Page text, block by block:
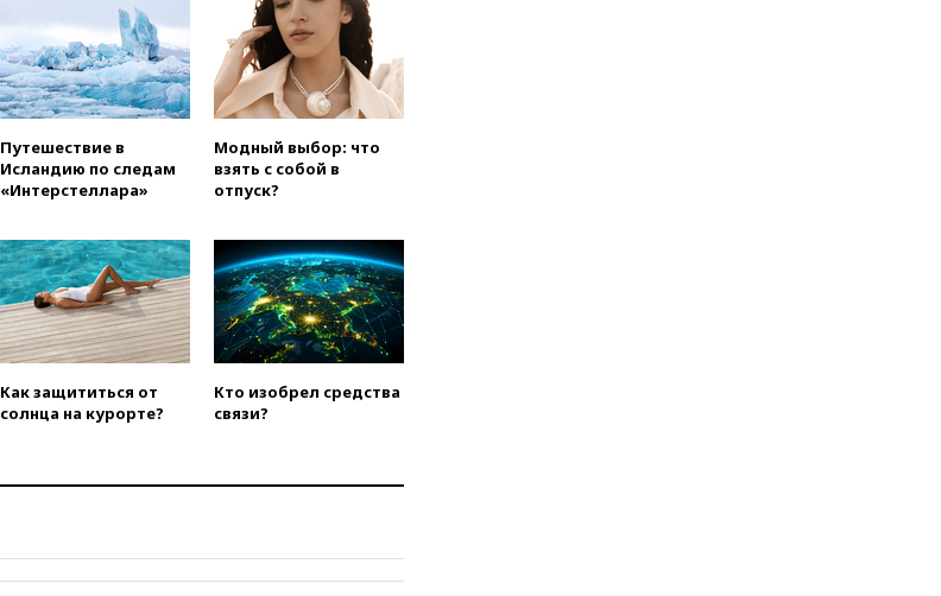
ВМС Испании
усилили присутствие в Сеуте
на фоне миграционного
кризиса
вчера, 03:30В Минстрое
Нью-Йорке и России
вчера, 02:30Трамп попросил
в Госдепе, чтобы «вести
войну»
вчера, 01:35Мигрант погиб
при попытке попасть из
Марокко в Сеуту на параплане
принять в блок Украину из-за
уровня коррупции
7 августаНа башню ресторана
Путешествие в
Исландию по следам
«Интерстеллара»
Модный выбор: что
взять с собой в
отпуск?
Как защититься от
солнца на курорте?
Кто изобрел средства
связи?